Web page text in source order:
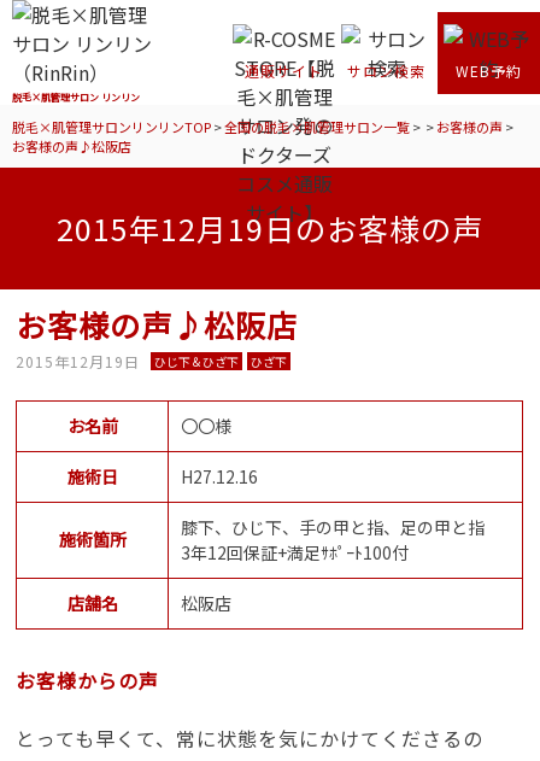
脱毛×肌管理サロン リンリン
通販サイト サロン検索 WEB予約
脱毛×肌管理サロンリンリンTOP>全国の脱毛×肌管理サロン一覧> >お客様の声 >
お客様の声♪松阪店
2015年12月19日のお客様の声
お客様の声♪松阪店
2015年12月19日 ひじ下＆ひざ下 ひざ下
お名前 〇〇様
施術日 H27.12.16
施術箇所
膝下、ひじ下、手の甲と指、足の甲と指
3年12回保証+満足ｻﾎﾟｰﾄ100付
店舗名 松阪店
お客様からの声
とっても早くて、常に状態を気にかけてくださるの